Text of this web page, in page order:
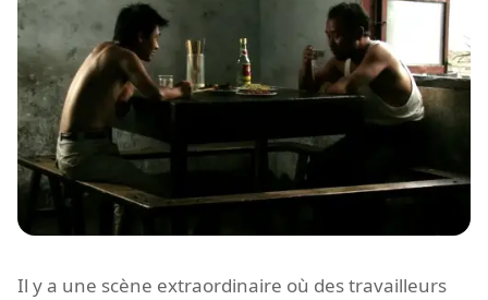
Il y a une scène extraordinaire où des travailleurs